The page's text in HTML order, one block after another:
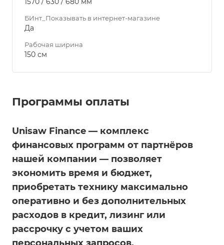
БИнт_Показывать в интернет-магазине
Да
Рабочая ширина
150 см
Программы оплаты
Unisaw Finance — комплекс
финансовых программ от партнёров
нашей компании — позволяет
экономить время и бюджет,
приобретать технику максимально
оперативно и без дополнительных
расходов в кредит, лизинг или
рассрочку с учетом ваших